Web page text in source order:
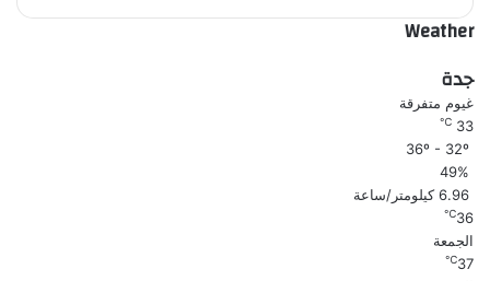
Weather
جدة
غيوم متفرقة
33
℃
49%
6.96 كيلومتر/ساعة
36
℃
الجمعة
37
℃